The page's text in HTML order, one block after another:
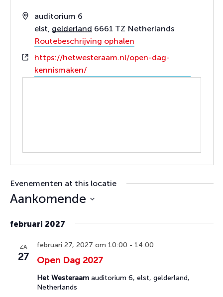
Adresauditorium 6
elst, gelderland 6661 TZ Netherlands
Routebeschrijving ophalen
Website
https://hetwesteraam.nl/open-dag-
kennismaken/
Evenementen at this locatie
Aankomende
een
februari 2027
ZA
27 Open Dag 2027
februari 27, 2027 om 10:00 - 14:00
Het Westeraam auditorium 6, elst, gelderland,
Netherlands